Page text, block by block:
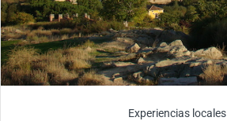
Experiencias locales